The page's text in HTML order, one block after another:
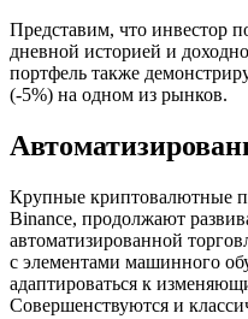
Представим, что инвестор
дневной историей и
портфель также
(-5%) на одном из рынков.
Крупные криптовалютные
Binance, продолжают
автоматизированной
с элементами машинного
адаптироваться к
Совершенствуются и